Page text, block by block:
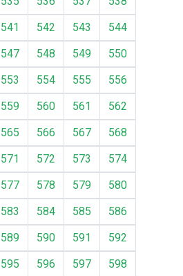
541 542 543
544
547 548 549
550
553 554 555
556
559 560 561
562
565 566 567
568
571 572 573
574
577 578 579
580
583 584 585
586
589 590 591
592
595 596 597
598